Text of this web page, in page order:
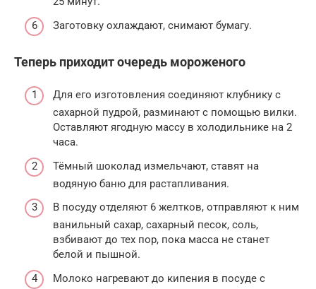
Заготовку охлаждают, снимают бумагу.
Теперь приходит очередь мороженого
Для его изготовления соединяют клубнику с
сахарной пудрой, разминают с помощью вилки.
Оставляют ягодную массу в холодильнике на 2
часа.
Тёмный шоколад измельчают, ставят на
водяную баню для растапливания.
В посуду отделяют 6 желтков, отправляют к ним
ванильный сахар, сахарный песок, соль,
взбивают до тех пор, пока масса не станет
белой и пышной.
Молоко нагревают до кипения в посуде с